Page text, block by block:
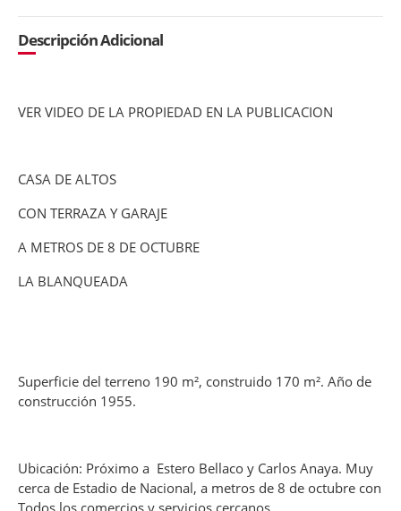
Descripción Adicional
VER VIDEO DE LA PROPIEDAD EN LA PUBLICACION
CASA DE ALTOS
CON TERRAZA Y GARAJE
A METROS DE 8 DE OCTUBRE
LA BLANQUEADA
Superficie del terreno 190 m², construido 170 m². Año de
construcción 1955.
Ubicación: Próximo a Estero Bellaco y Carlos Anaya. Muy
cerca de Estadio de Nacional, a metros de 8 de octubre con
Todos los comercios y servicios cercanos.